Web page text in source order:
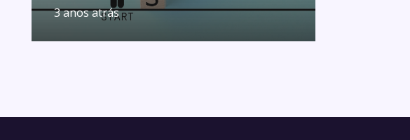
3 anos atrás